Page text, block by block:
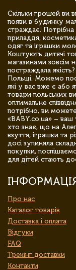
Скільки грошей ви
появи в будинку
страждає. Потрібна
приладдя,
одяг та іграшки
Коштують дитячі
магазинами зовсім
постраждала
Польщі. Можемо
які у вас вже є або
товари польських
оптимальне
потрібно, ви
«BABY.co.ua» – ваш
хто знає, що на
взуття, іграшки та
досі зупиняла
покупки,
для дітей стають
Про нас
Каталог товарів
Доставка і оплата
Відгуки
FAQ
Трекінг доставки
Контакти